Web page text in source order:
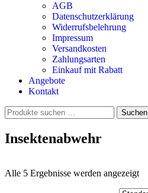
AGB
Datenschutzerklärung
Widerrufsbelehrung
Impressum
Versandkosten
Zahlungsarten
Einkauf mit Rabatt
Angebote
Kontakt
Suchen
nach:
Suchen
Insektenabwehr
Alle 5 Ergebnisse werden angezeigt